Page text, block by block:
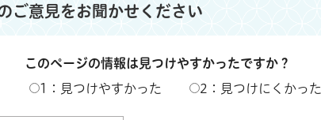
ご意見をお聞かせください
このページの情報は見つけやすかったですか？
1：見つけやすかった
2：見つけにくかった